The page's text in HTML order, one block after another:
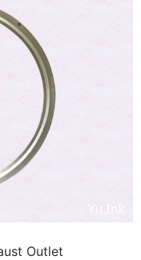
Outlet